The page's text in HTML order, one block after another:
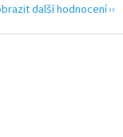
další hodnocení